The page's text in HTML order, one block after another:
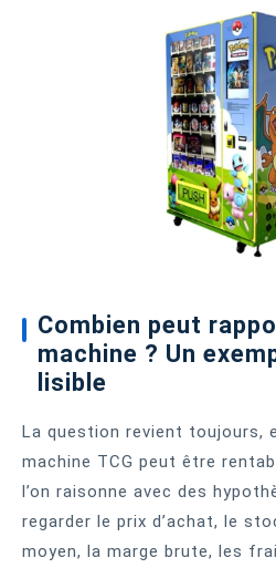
Combien peut
machine ? Un
lisible
La question revient toujours,
machine TCG peut être
l’on raisonne avec des
regarder le prix d’achat, le
moyen, la marge brute, les